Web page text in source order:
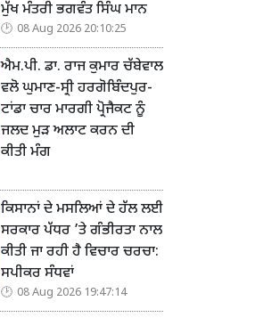
ਮੁੱਖ ਮੰਤਰੀ ਭਗਵੰਤ ਸਿੰਘ ਮਾਨ
08 Aug 2026 20:10:25
ਐਮ.ਪੀ. ਡਾ. ਰਾਜ ਕੁਮਾਰ ਚੱਬੇਵਾਲ
ਵਲੋ ਘੁਮਾਣ-ਸ੍ਰੀ ਹਰਗੋਬਿੰਦਪੁਰ-
ਟਾਂਡਾ ਚਾਰ ਮਾਰਗੀ ਪ੍ਰੋਜੈਕਟ ਨੂੰ
ਜਲਦ ਮੁੜ ਅਲਾਟ ਕਰਨ ਦੀ
ਕੀਤੀ ਮੰਗ
ਕਿਸਾਨਾਂ ਦੇ ਮਸਲਿਆਂ ਦੇ ਹੱਲ ਲਈ
ਸਰਕਾਰ ਪੱਧਰ ’ਤੇ ਗੰਭੀਰਤਾ ਨਾਲ
ਕੀਤੀ ਜਾ ਰਹੀ ਹੈ ਵਿਚਾਰ ਚਰਚਾ:
ਸਪੀਕਰ ਸੰਧਵਾਂ
08 Aug 2026 19:47:14